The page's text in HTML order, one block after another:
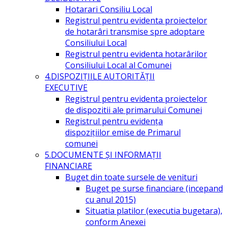
Hotarari Consiliu Local
Registrul pentru evidenta proiectelor
de hotarâri transmise spre adoptare
Consiliului Local
Registrul pentru evidenta hotarârilor
Consiliului Local al Comunei
4.DISPOZIŢIILE AUTORITĂŢII
EXECUTIVE
Registrul pentru evidenta proiectelor
de dispozitii ale primarului Comunei
Registrul pentru evidența
dispozițiilor emise de Primarul
comunei
5.DOCUMENTE ŞI INFORMAŢII
FINANCIARE
Buget din toate sursele de venituri
Buget pe surse financiare (incepand
cu anul 2015)
Situatia platilor (executia bugetara),
conform Anexei